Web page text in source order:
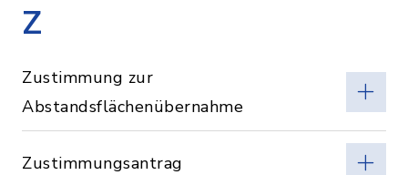
Z
Zustimmung zur
Abstandsflächenübernahme
Zustimmungsantrag